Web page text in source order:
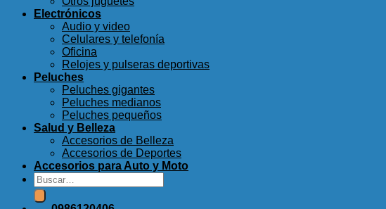
Electrónicos
Audio y video
Celulares y telefonía
Oficina
Relojes y pulseras deportivas
Peluches
Peluches gigantes
Peluches medianos
Peluches pequeños
Salud y Belleza
Accesorios de Belleza
Accesorios de Deportes
Accesorios para Auto y Moto
Buscar
por: